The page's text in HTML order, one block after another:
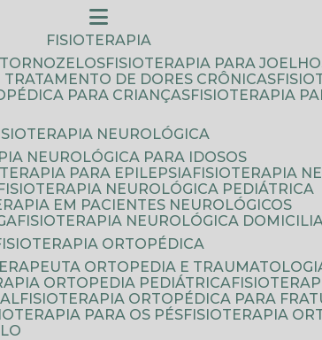
FISIOTERAPIA
FISIOTERAPIA PARA
TRATAMENTO DE DORES CRÔNICAS
PARA CRIANÇAS
FISIOTERAPIA
NEUROLÓGICA
NEUROLÓGICA PARA IDOSOS
PARA EPILEPSIA
FISIOTERAPIA
FISIOTERAPIA NEUROLÓGICA PEDIÁTRICA
EM PACIENTES NEUROLÓGICOS
FISIOTERAPIA NEUROLÓGICA
FISIOTERAPIA ORTOPÉDICA
ORTOPEDIA E
ORTOPEDIA PEDIÁTRICA
FISIOTERAPIA ORTOPÉDICA PARA
PARA OS PÉS
FISIOTERAPIA